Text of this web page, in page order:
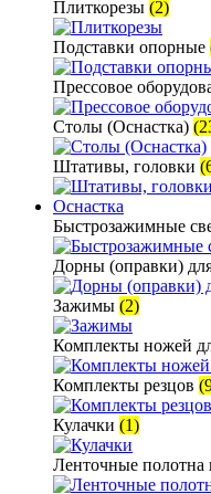
Плиткорезы (2)
Подставки опорные
Прессовое
Столы (Оснастка)
Штативы, головки
Оснастка
Быстрозажимные
Дорны (оправки)
Зажимы (2)
Комплекты ножей
Комплекты резцов
Кулачки (1)
Ленточные полотна